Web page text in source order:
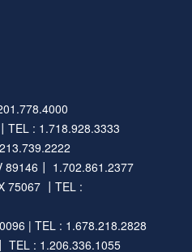
: 1.718.928.3333
89146┃ 1.702.861.2377
75067 ┃TEL :
| TEL : 1.678.218.2828
TEL : 1.206.336.1055